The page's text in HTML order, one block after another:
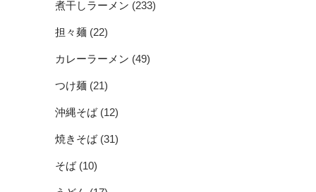
煮干しラーメン (233)
担々麺 (22)
カレーラーメン (49)
つけ麺 (21)
沖縄そば(12)
焼きそば(31)
そば(10)